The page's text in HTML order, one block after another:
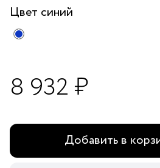
Цвет синий
8 932 ₽
Добавить в